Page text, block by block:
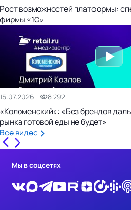
Рост возможностей платформы:
фирмы «1С»
15.07.2026 8 292
«Коломенский»: «Без брендов
рынка готовой еды не будет»
Все видео
Мы в соцсетях